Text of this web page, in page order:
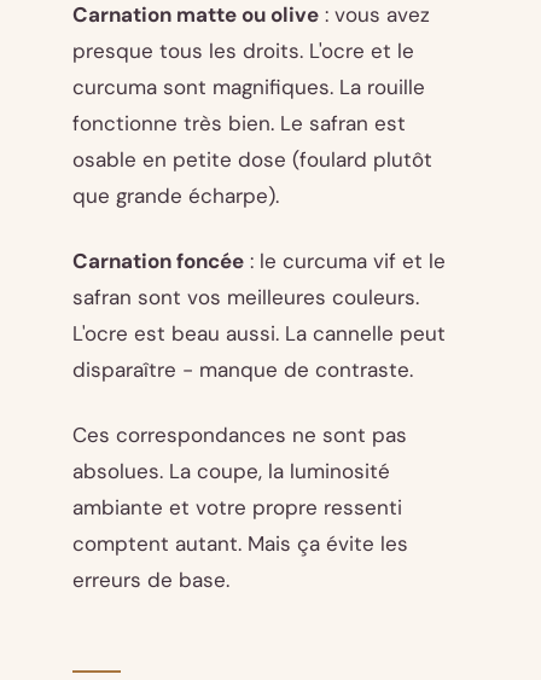
Carnation matte ou olive : vous avez
presque tous les droits. L'ocre et le
curcuma sont magnifiques. La rouille
fonctionne très bien. Le safran est
osable en petite dose (foulard plutôt
que grande écharpe).
Carnation foncée : le curcuma vif et le
safran sont vos meilleures couleurs.
L'ocre est beau aussi. La cannelle peut
disparaître - manque de contraste.
Ces correspondances ne sont pas
absolues. La coupe, la luminosité
ambiante et votre propre ressenti
comptent autant. Mais ça évite les
erreurs de base.